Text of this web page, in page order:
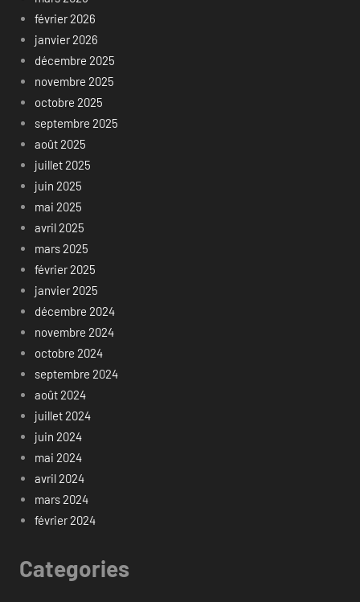
février 2026
janvier 2026
décembre 2025
novembre 2025
octobre 2025
septembre 2025
août 2025
juillet 2025
juin 2025
mai 2025
avril 2025
mars 2025
février 2025
janvier 2025
décembre 2024
novembre 2024
octobre 2024
septembre 2024
août 2024
juillet 2024
juin 2024
mai 2024
avril 2024
mars 2024
février 2024
Categories